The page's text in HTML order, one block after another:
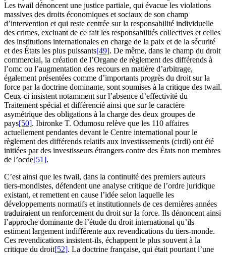
Les twail dénoncent une justice partiale, qui évacue les violations
massives des droits économiques et sociaux de son champ
d’intervention et qui reste centrée sur la responsabilité individuelle
des crimes, excluant de ce fait les responsabilités collectives et celles
des institutions internationales en charge de la paix et de la sécurité
et des États les plus puissants[49]. De même, dans le champ du droit
commercial, la création de l’Organe de règlement des différends à
l’omc ou l’augmentation des recours en matière d’arbitrage,
également présentées comme d’importants progrès du droit sur la
force par la doctrine dominante, sont soumises à la critique des twail.
Ceux-ci insistent notamment sur l’absence d’effectivité du
Traitement spécial et différencié ainsi que sur le caractère
asymétrique des obligations à la charge des deux groupes de
pays[50]. Ibironke T. Odumosu relève que les 110 affaires
actuellement pendantes devant le Centre international pour le
règlement des différends relatifs aux investissements (cirdi) ont été
initiées par des investisseurs étrangers contre des États non membres
de l’ocde[51].
C’est ainsi que les twail, dans la continuité des premiers auteurs
tiers-mondistes, défendent une analyse critique de l’ordre juridique
existant, et remettent en cause l’idée selon laquelle les
développements normatifs et institutionnels de ces dernières années
traduiraient un renforcement du droit sur la force. Ils dénoncent ainsi
l’approche dominante de l’étude du droit international qu’ils
estiment largement indifférente aux revendications du tiers-monde.
Ces revendications insistent-ils, échappent le plus souvent à la
critique du droit[52]. La doctrine française, qui était pourtant l’une